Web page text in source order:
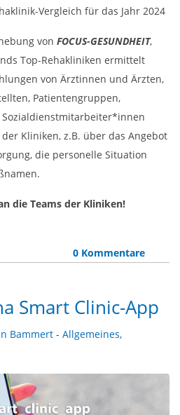
Vergleich für das Jahr 2024
von FOCUS-GESUNDHEIT,
Top-Rehakliniken ermittelt
von Ärztinnen und Ärzten,
Patientengruppen,
Kliniken, z.B. über das Angebot
die personelle Situation
die Teams der Kliniken!
0 Kommentare
Smart Clinic-App
Bammert - Allgemeines,